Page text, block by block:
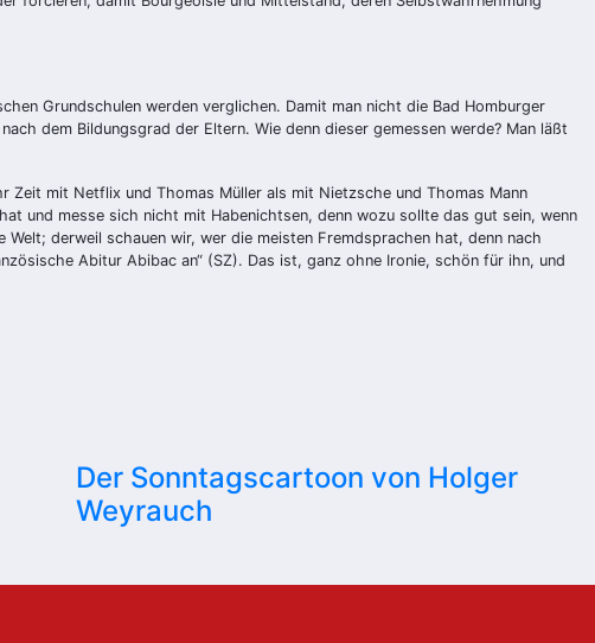
Grundschulen werden verglichen. Damit man nicht die Bad Homburger
dem Bildungsgrad der Eltern. Wie denn dieser gemessen werde? Man läßt
mit Netflix und Thomas Müller als mit Nietzsche und Thomas Mann
und messe sich nicht mit Habenichtsen, denn wozu sollte das gut sein, wenn
derweil schauen wir, wer die meisten Fremdsprachen hat, denn nach
Abitur Abibac an“ (SZ). Das ist, ganz ohne Ironie, schön für ihn, und
Der Sonntagscartoon von Holger
Weyrauch